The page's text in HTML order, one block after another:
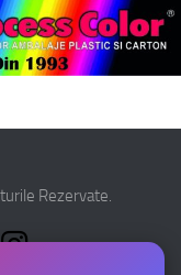
Rezervate.